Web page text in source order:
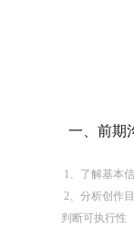
一、前期
1、了解基本
2、分析创作目
判断可执行性